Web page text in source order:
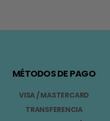
MÉTODOS DE PAGO
VISA / MASTERCARD
TRANSFERENCIA